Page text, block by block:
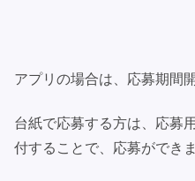
アプリの場合は、応募期間
台紙で応募する方は、応募
付することで、応募ができま